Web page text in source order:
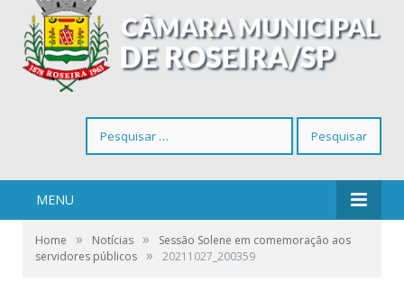
por:
MENU
Home » Notícias »
Sessão Solene em comemoração aos
servidores públicos » 20211027_200359